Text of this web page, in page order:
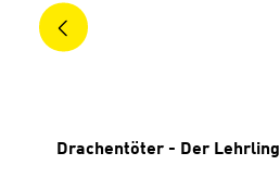
Drachentöter - Der Lehrling